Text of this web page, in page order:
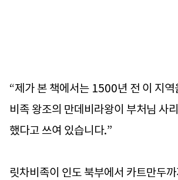
“제가 본 책에서는 1500년 전 이 지역
비족 왕조의 만데비라왕이 부처님 사
했다고 쓰여 있습니다.”
릿차비족이 인도 북부에서 카트만두